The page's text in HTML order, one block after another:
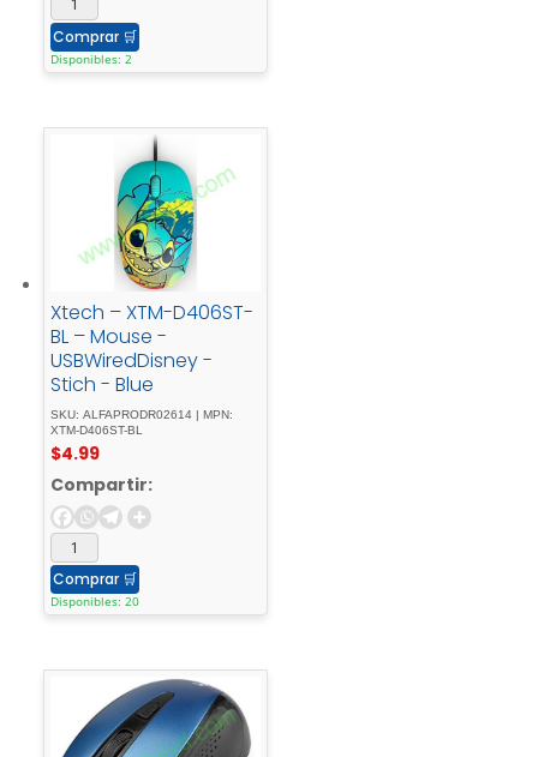
Comprar 🛒
Disponibles: 2
Xtech – XTM-D406ST-
BL – Mouse -
USBWiredDisney -
Stich - Blue
SKU: ALFAPRODR02614 | MPN:
XTM-D406ST-BL
$4.99
Compartir:
Comprar 🛒
Disponibles: 20